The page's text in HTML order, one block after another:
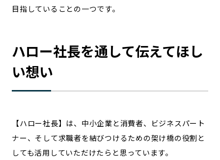
目指していることの一つです。
ハロー社長を通して伝えてほし
い想い
【ハロー社長】は、中小企業と消費者、ビジネスパート
ナー、そして求職者を結びつけるための架け橋の役割と
しても活用していただけたらと思っています。